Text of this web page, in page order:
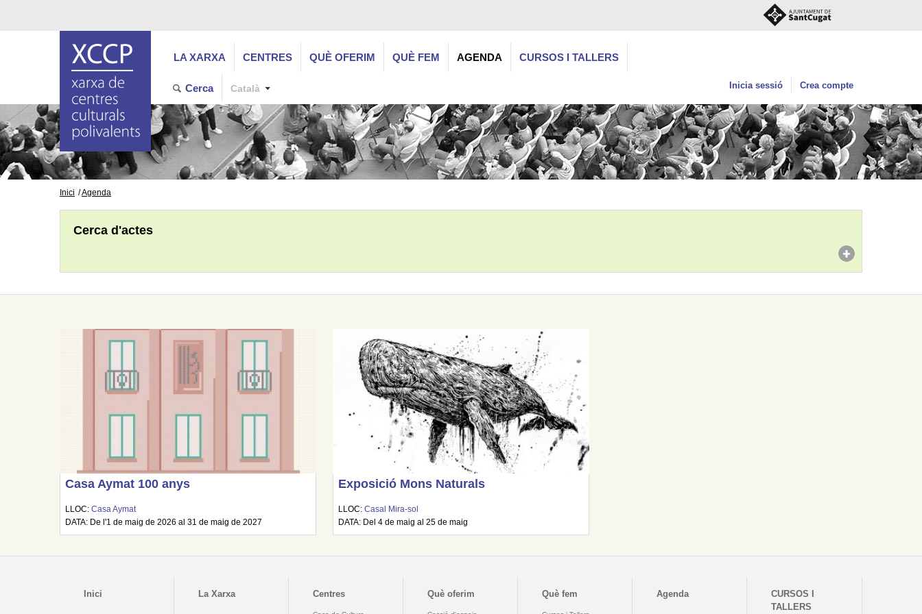
LA XARXA CENTRES QUÈ OFERIM QUÈ FEM AGENDA CURSOS I TALLERS
Cerca Català Inicia sessió Crea compte
Inici Agenda
Cerca d'actes
Casa Aymat 100 anys
LLOC:Casa Aymat
DATA: De l'1 de maig de 2026 al 31 de maig de 2027
Exposició Mons Naturals
LLOC:Casal Mira-sol
DATA: Del 4 de maig al 25 de maig
Inici La Xarxa Centres Què oferim Què fem Agenda
CURSOS I
TALLERS